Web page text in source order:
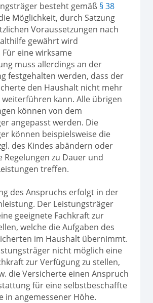
besteht gemäß § 38
Möglichkeit, durch Satzung
Voraussetzungen nach
gewährt wird
eine wirksame
muss allerdings an der
festgehalten werden, dass der
den Haushalt nicht mehr
kann. Alle übrigen
können von dem
angepasst werden. Die
können beispielsweise die
des Kindes abändern oder
Regelungen zu Dauer und
treffen.
des Anspruchs erfolgt in der
Der Leistungsträger
geeignete Fachkraft zur
welche die Aufgaben des
im Haushalt übernimmt.
nicht möglich eine
zur Verfügung zu stellen,
die Versicherte einen Anspruch
für eine selbstbeschaffte
in angemessener Höhe.